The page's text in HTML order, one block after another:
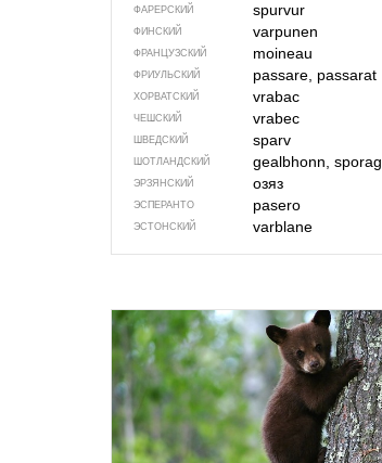
ФАРЕРСКИЙ spurvur
ФИНСКИЙ varpunen
ФРАНЦУЗСКИЙ moineau
ФРИУЛЬСКИЙ passare, passarat
ХОРВАТСКИЙ vrabac
ЧЕШСКИЙ vrabec
ШВЕДСКИЙ sparv
ШОТЛАНДСКИЙ gealbhonn, sporag
ЭРЗЯНСКИЙ озяз
ЭСПЕРАНТО pasero
ЭСТОНСКИЙ varblane